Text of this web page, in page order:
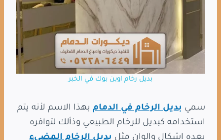
بديل رخام اوبن بوك في الخبر
سمي بديل الرخام في الدمام بهذا الاسم لأنه يتم
استخدامه كبديل للرخام الطبيعي وذألك لتوافره
بعده اشكال والوان مثل بديل الرخام المضيء